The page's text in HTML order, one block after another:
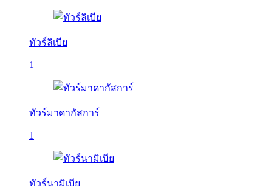
ทัวร์ลิเบีย
1
ทัวร์มาดากัสการ์
1
ทัวร์นามิเบีย